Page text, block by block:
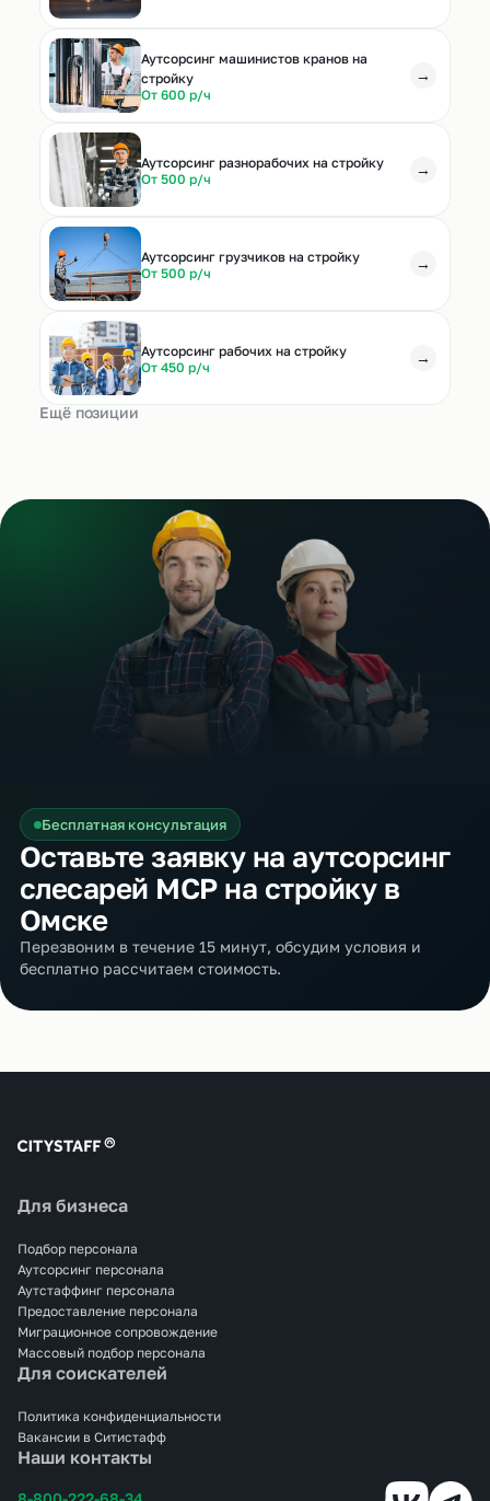
Аутсорсинг машинистов кранов на
стройку
От 600 р/ч
→
Аутсорсинг разнорабочих на стройку
От 500 р/ч
→
Аутсорсинг грузчиков на стройку
От 500 р/ч
→
Аутсорсинг рабочих на стройку
От 450 р/ч
→
Ещё позиции
Бесплатная консультация
Оставьте заявку на аутсорсинг
слесарей МСР на стройку в
Омске
Перезвоним в течение 15 минут, обсудим условия и
бесплатно рассчитаем стоимость.
Наши контакты
Для бизнеса
Подбор персонала
Аутсорсинг персонала
Аутстаффинг персонала
Предоставление персонала
Миграционное сопровождение
Массовый подбор персонала
Для соискателей
Политика конфиденциальности
Вакансии в Ситистафф